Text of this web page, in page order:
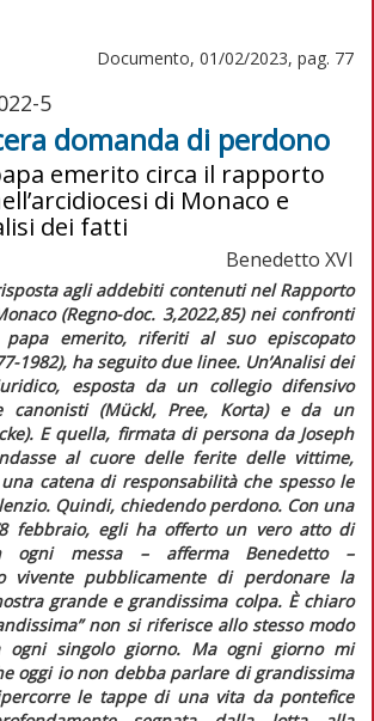
Documento, 01/02/2023, pag. 77
5
domanda di perdono
emerito circa il rapporto
di Monaco e
dei fatti
Benedetto XVI
agli addebiti contenuti nel Rapporto
(Regno-doc. 3,2022,85) nei confronti
papa emerito, riferiti al suo episcopato
1982), ha seguito due linee. Un’Analisi dei
esposta da un collegio difensivo
canonisti (Mückl, Pree, Korta) e da un
E quella, firmata di persona da Joseph
al cuore delle ferite delle vittime,
catena di responsabilità che spesso le
Quindi, chiedendo perdono. Con una
febbraio, egli ha offerto un vero atto di
ogni messa – afferma Benedetto –
vivente pubblicamente di perdonare la
grande e grandissima colpa. È chiaro
non si riferisce allo stesso modo
ogni singolo giorno. Ma ogni giorno mi
oggi io non debba parlare di grandissima
le tappe di una vita da pontefice